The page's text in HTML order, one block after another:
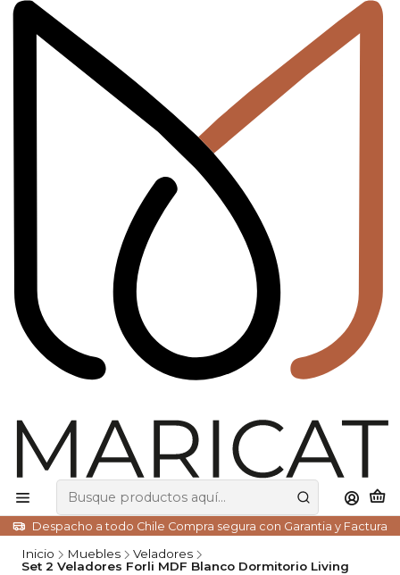
Despacho a todo Chile Compra segura con Garantia y Factura
Inicio Muebles
Veladores
Set 2 Veladores Forli MDF Blanco Dormitorio Living